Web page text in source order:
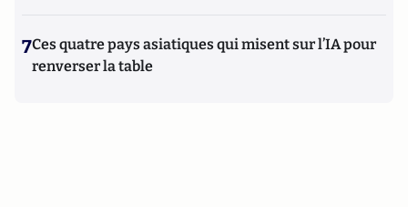
7Ces quatre pays asiatiques qui misent sur l’IA pour
renverser la table